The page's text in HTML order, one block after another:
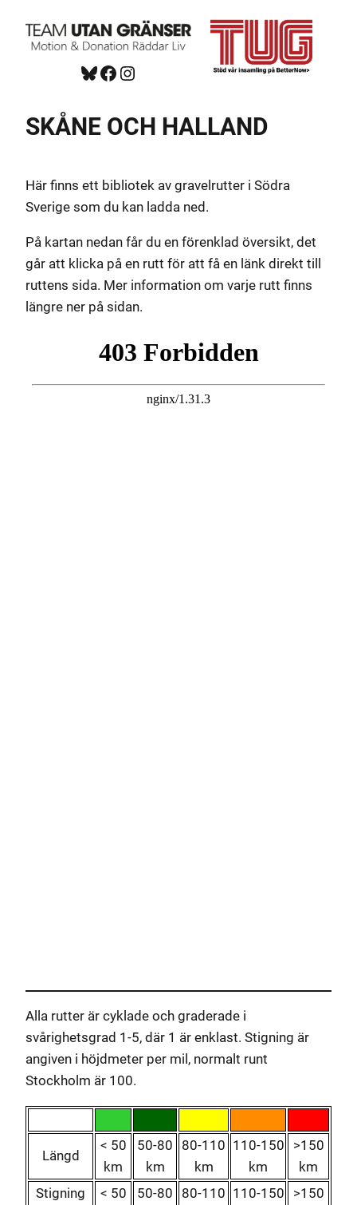
Bluesky Facebook https://www.instagram.com/tug_ck/
SKÅNE OCH HALLAND
Här finns ett bibliotek av gravelrutter i Södra
Sverige som du kan ladda ned.
På kartan nedan får du en förenklad översikt, det
går att klicka på en rutt för att få en länk direkt till
ruttens sida. Mer information om varje rutt finns
längre ner på sidan.
Alla rutter är cyklade och graderade i
svårighetsgrad 1-5, där 1 är enklast. Stigning är
angiven i höjdmeter per mil, normalt runt
Stockholm är 100.
Längd
< 50
km
50-80
km
80-110
km
110-150
km
>150
km
Stigning
< 50
50-80
80-110 110-150
>150